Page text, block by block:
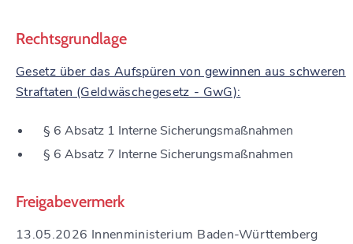
Rechtsgrundlage
Gesetz über das Aufspüren von gewinnen aus schweren
Straftaten (Geldwäschegesetz - GwG):
§ 6 Absatz 1 Interne Sicherungsmaßnahmen
§ 6 Absatz 7 Interne Sicherungsmaßnahmen
Freigabevermerk
13.05.2026 Innenministerium Baden-Württemberg